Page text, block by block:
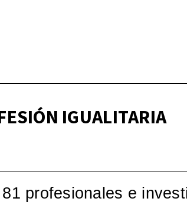
en la Cultura
1965-
IGUALITARIA
profesionales e